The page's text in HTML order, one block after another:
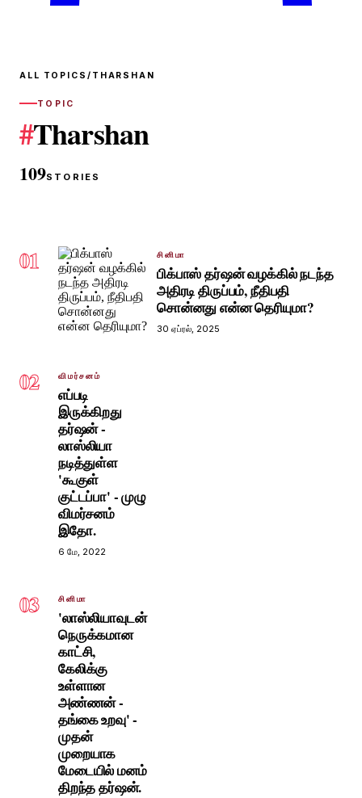
ALL TOPICS / THARSHAN
TOPIC
#Tharshan
109STORIES
01 சினிமா
பிக்பாஸ் தர்ஷன் வழக்கில் நடந்த
அதிரடி திருப்பம், நீதிபதி
சொன்னது என்ன தெரியுமா?
30 ஏப்ரல், 2025
02 விமர்சனம்
எப்படி
இருக்கிறது
தர்ஷன் -
லாஸ்லியா
நடித்துள்ள
'கூகுள்
குட்டப்பா' - முழு
விமர்சனம்
இதோ.
6 மே, 2022
03 சினிமா
'லாஸ்லியாவுடன்
நெருக்கமான
காட்சி,
கேலிக்கு
உள்ளான
அண்ணன் -
தங்கை உறவு' -
முதன்
முறையாக
மேடையில் மனம்
திறந்த தர்ஷன்.